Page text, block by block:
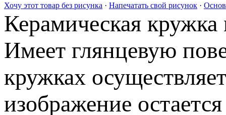
Хочу этот товар без рисунка · Напечатать свой рисунок ·
Керамическая
Имеет глянцевую
кружках
изображение